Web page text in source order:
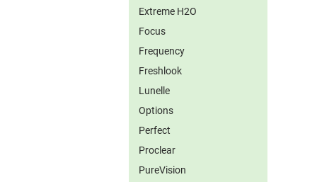
Extreme H2O
Focus
Frequency
Freshlook
Lunelle
Options
Perfect
Proclear
PureVision